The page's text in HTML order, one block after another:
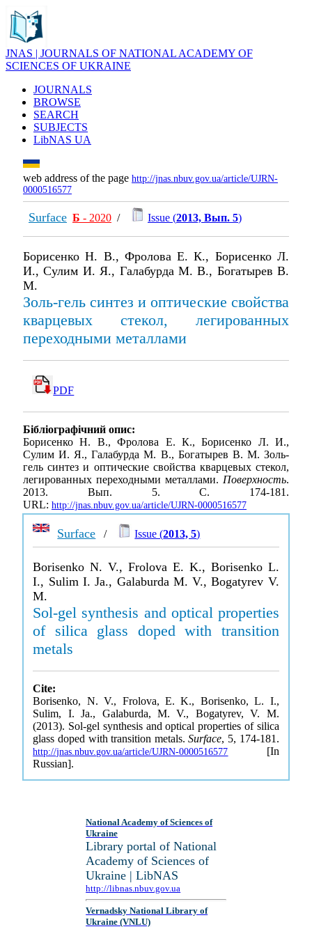
JNAS | JOURNALS OF NATIONAL ACADEMY OF
SCIENCES OF UKRAINE
JOURNALS
BROWSE
SEARCH
SUBJECTS
LibNAS UA
web address of the page http://jnas.nbuv.gov.ua/article/UJRN-
0000516577
Surface Б - 2020 / Issue (2013, Вып. 5)
Борисенко Н. В., Фролова Е. К., Борисенко Л.
И., Сулим И. Я., Галабурда М. В., Богатырев В.
М.
Золь-гель синтез и оптические свойства
кварцевых стекол, легированных
переходными металлами
PDF
Бібліографічний опис:
Борисенко Н. В., Фролова Е. К., Борисенко Л. И.,
Сулим И. Я., Галабурда М. В., Богатырев В. М. Золь-
гель синтез и оптические свойства кварцевых стекол,
легированных переходными металлами. Поверхность.
2013. Вып. 5. С. 174-181.
URL: http://jnas.nbuv.gov.ua/article/UJRN-0000516577
Surface / Issue (2013, 5)
Borisenko N. V., Frolova E. K., Borisenko L.
I., Sulim I. Ja., Galaburda M. V., Bogatyrev V.
M.
Sol-gel synthesis and optical properties
of silica glass doped with transition
metals
Cite:
Borisenko, N. V., Frolova, E. K., Borisenko, L. I.,
Sulim, I. Ja., Galaburda, M. V., Bogatyrev, V. M.
(2013). Sol-gel synthesis and optical properties of silica
glass doped with transition metals.Surface, 5, 174-181.
http://jnas.nbuv.gov.ua/article/UJRN-0000516577 [In
Russian].
National Academy of Sciences of
Ukraine
Library portal of National
Academy of Sciences of
Ukraine | LibNAS
http://libnas.nbuv.gov.ua
Vernadsky National Library of
Ukraine (VNLU)